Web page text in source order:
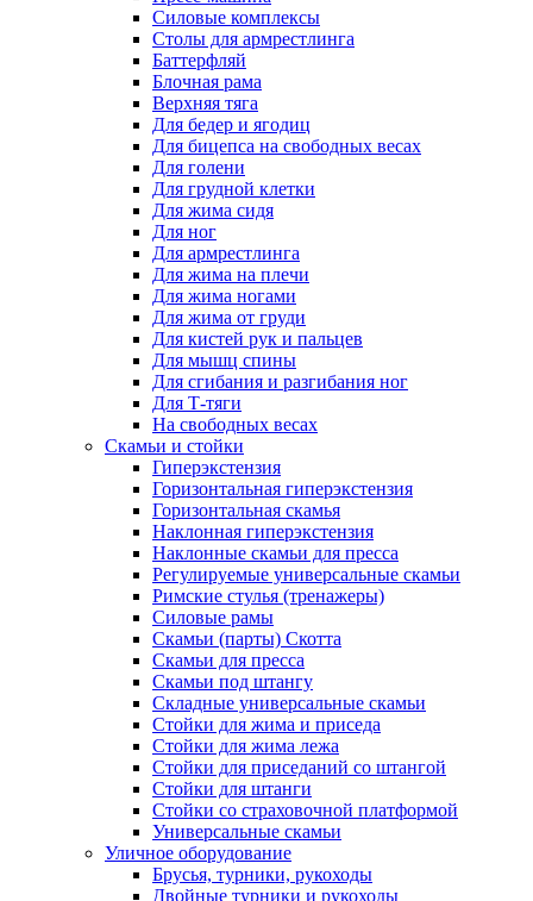
Силовые комплексы
Столы для армрестлинга
Баттерфляй
Блочная рама
Верхняя тяга
Для бедер и ягодиц
Для бицепса на свободных весах
Для голени
Для грудной клетки
Для жима сидя
Для ног
Для армрестлинга
Для жима на плечи
Для жима ногами
Для жима от груди
Для кистей рук и пальцев
Для мышц спины
Для сгибания и разгибания ног
Для Т-тяги
На свободных весах
Скамьи и стойки
Гиперэкстензия
Горизонтальная гиперэкстензия
Горизонтальная скамья
Наклонная гиперэкстензия
Наклонные скамьи для пресса
Регулируемые универсальные скамьи
Римские стулья (тренажеры)
Силовые рамы
Скамьи (парты) Скотта
Скамьи для пресса
Скамьи под штангу
Складные универсальные скамьи
Стойки для жима и приседа
Стойки для жима лежа
Стойки для приседаний со штангой
Стойки для штанги
Стойки со страховочной платформой
Универсальные скамьи
Уличное оборудование
Брусья, турники, рукоходы
Двойные турники и рукоходы